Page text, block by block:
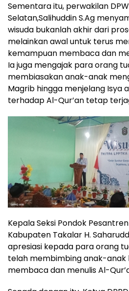
Sementara itu, perwakilan DPW
Selatan,Salihuddin S.Ag
wisuda bukanlah akhir dari
melainkan awal untuk terus
kemampuan membaca dan
Ia juga mengajak para orang
membiasakan anak-anak
Magrib hingga menjelang Isya
terhadap Al-Qur’an tetap
Kepala Seksi Pondok
Kabupaten Takalar H.
apresiasi kepada para orang
telah membimbing anak-anak
membaca dan menulis Al-